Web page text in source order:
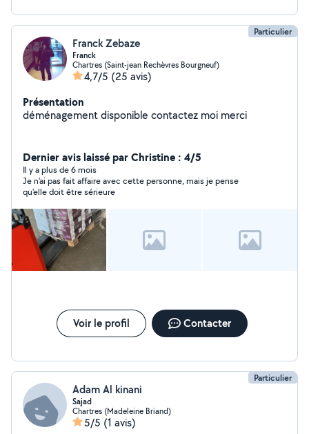
Particulier
Franck Zebaze
Franck
Chartres (Saint-jean Rechèvres Bourgneuf)
4,7/5 (25 avis)
Présentation
déménagement disponible contactez moi merci
Dernier avis laissé par Christine : 4/5
Il y a plus de 6 mois
Je n'ai pas fait affaire avec cette personne, mais je pense
qu'elle doit être sérieure
Voir le profil Contacter
Particulier
Adam Al kinani
Sajad
Chartres (Madeleine Briand)
5/5 (1 avis)